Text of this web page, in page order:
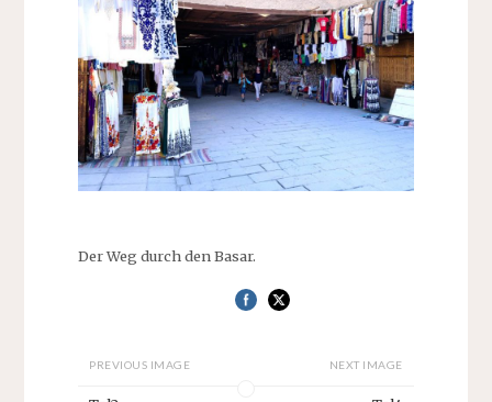
Der Weg durch den Basar.
PREVIOUS IMAGE NEXT IMAGE